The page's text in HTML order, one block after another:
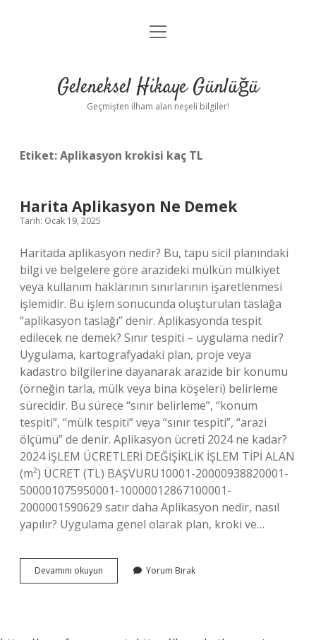
Anasayfa
Yasal Uyarı
menüyü
Geleneksel Hikaye Günlüğü
Geçmişten ilham alan neşeli bilgiler!
Etiket:Aplikasyon krokisi kaç TL
Harita Aplikasyon Ne Demek
Tarih: Ocak 19, 2025
Haritada aplikasyon nedir? Bu, tapu sicil planındaki
bilgi ve belgelere göre arazideki mülkün mülkiyet
veya kullanım haklarının sınırlarının işaretlenmesi
işlemidir. Bu işlem sonucunda oluşturulan taslağa
“aplikasyon taslağı” denir. Aplikasyonda tespit
edilecek ne demek? Sınır tespiti – uygulama nedir?
Uygulama, kartografyadaki plan, proje veya
kadastro bilgilerine dayanarak arazide bir konumu
(örneğin tarla, mülk veya bina köşeleri) belirleme
sürecidir. Bu sürece “sınır belirleme”, “konum
tespiti”, “mülk tespiti” veya “sınır tespiti”, “arazi
ölçümü” de denir. Aplikasyon ücreti 2024 ne kadar?
2024 İŞLEM ÜCRETLERİ DEĞİŞİKLİK İŞLEM TİPİ ALAN
(m²) ÜCRET (TL) BAŞVURU10001-20000938820001-
500001075950001-10000012867100001-
2000001590629 satır daha Aplikasyon nedir, nasıl
yapılır? Uygulama genel olarak plan, kroki ve…
Devamını okuyun
Aplikasyon
Yorum Bırak